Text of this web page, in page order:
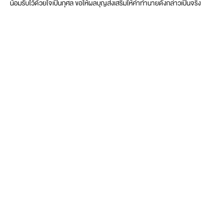
น้อมรับไว้ด้วยใจเป็นกุศล ขอให้ผลบุญส่งเสริมให้คำทำนายดังกล่าวเป็นจริง